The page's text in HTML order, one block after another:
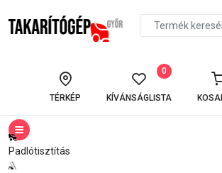
KÍVÁNSÁGLISTA
0
TÉRKÉP
Padlótisztítás